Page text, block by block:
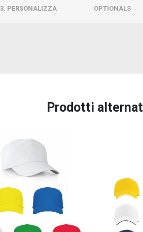
3. PERSONALIZZA OPTIONALS
Prodotti